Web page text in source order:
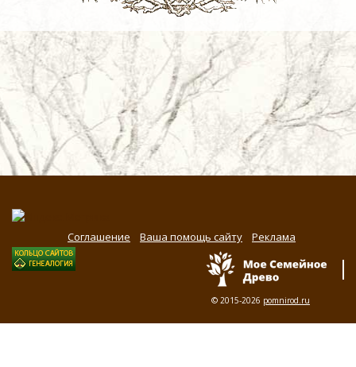
Соглашение Ваша помощь сайту Реклама
© 2015-2026 pomnirod.ru